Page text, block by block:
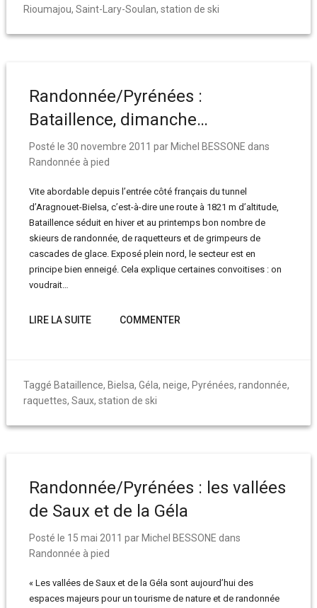
Rioumajou, Saint-Lary-Soulan, station de ski
Randonnée/Pyrénées :
Bataillence, dimanche…
Posté le 30 novembre 2011 par Michel BESSONE dans
Randonnée à pied
Vite abordable depuis l’entrée côté français du tunnel
d’Aragnouet-Bielsa, c’est-à-dire une route à 1821 m d’altitude,
Bataillence séduit en hiver et au printemps bon nombre de
skieurs de randonnée, de raquetteurs et de grimpeurs de
cascades de glace. Exposé plein nord, le secteur est en
principe bien enneigé. Cela explique certaines convoitises : on
voudrait…
LIRE LA SUITE COMMENTER
Taggé Bataillence, Bielsa, Géla, neige, Pyrénées, randonnée,
raquettes, Saux, station de ski
Randonnée/Pyrénées : les vallées
de Saux et de la Géla
Posté le 15 mai 2011 par Michel BESSONE dans
Randonnée à pied
« Les vallées de Saux et de la Géla sont aujourd’hui des
espaces majeurs pour un tourisme de nature et de randonnée